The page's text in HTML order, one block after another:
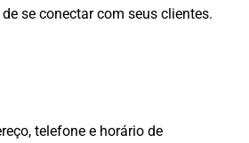
se conectar com seus clientes.
telefone e horário de